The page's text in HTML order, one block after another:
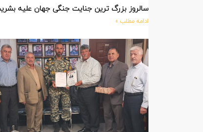
سالروز بزرگ ترین جنایت جنگی جهان علیه
ادامه مطلب »